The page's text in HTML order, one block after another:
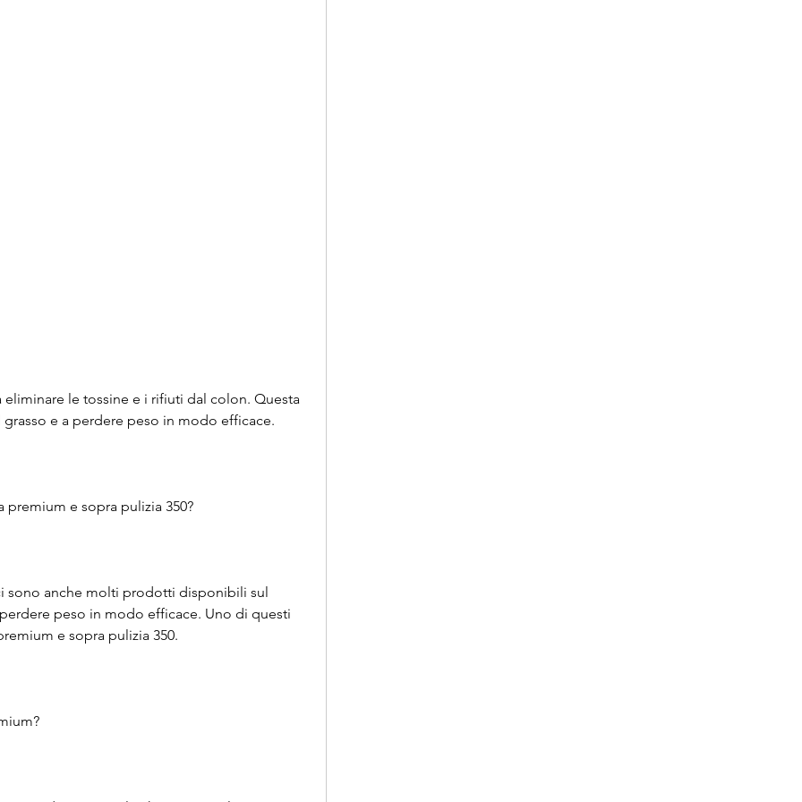
e a perdere peso in modo efficace.
e sopra pulizia 350?
sono anche molti prodotti disponibili sul
peso in modo efficace. Uno di questi
e sopra pulizia 350.